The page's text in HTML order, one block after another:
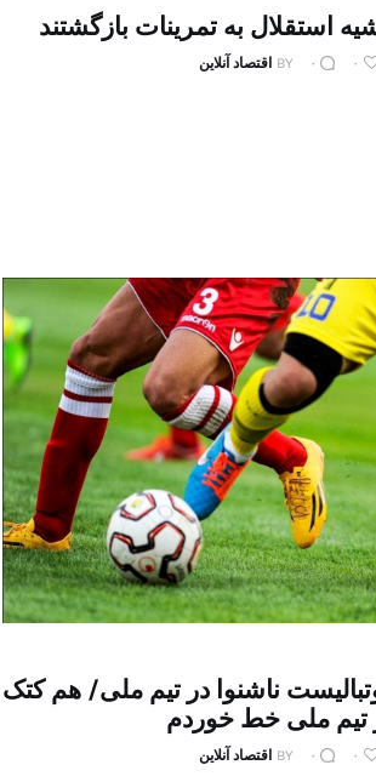
استقلال به تمرینات بازگشتند
۰ ۰ BY اقتصاد آنلاین
ناشنوا در تیم ملی/ هم کتک
تیم ملی خط خوردم
۰ ۰ BY اقتصاد آنلاین